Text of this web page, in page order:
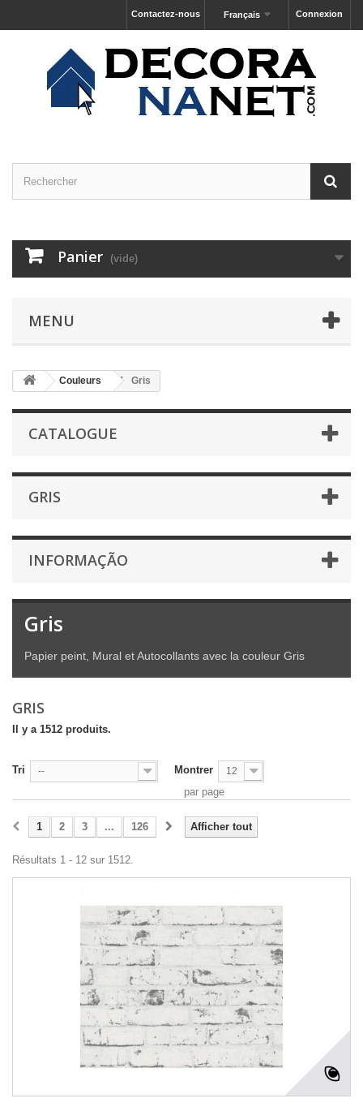
Connexion
Français
Contactez-nous
Panier (vide)
MENU
Couleurs Gris
CATALOGUE
GRIS
INFORMAÇÃO
Gris
Papier peint, Mural et Autocollants avec la couleur Gris
GRIS
Il y a 1512 produits.
Tri -- Montrer 12
par page
Afficher tout
1 2 3 ... 126
Résultats 1 - 12 sur 1512.